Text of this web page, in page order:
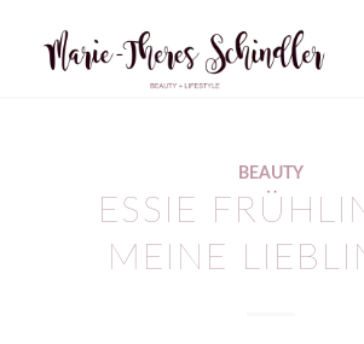
BEAUTY
ESSIE
MEINE